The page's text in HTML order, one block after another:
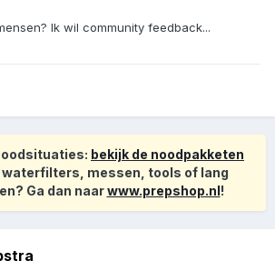
Ik wil community feedback...
bekijk de noodpakketen
waterfilters, messen, tools of lang
Ga dan naarwww.prepshop.nl!